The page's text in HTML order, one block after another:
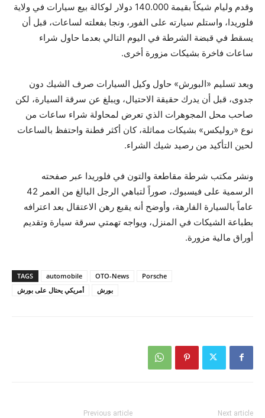
وقدم وليام شيكاً بقيمة 140.000 دولار لوكالة بيع سيارات في ولاية
فلوريدا، واستلم سيارته على الفور، ونجا بفعلته لساعات، قبل أن
يسقط في قبضة الشرطة في اليوم التالي بعدما حاول شراء
ساعات فاخرة بشيكات مزورة أخرى.
وبعد تسليم «البورش» حاول وكيل السيارات صرف الشيك دون
جدوى، قبل أن يدرك حقيقة الاحتيال، ويبلغ عن سرقة السيارة، لكن
صاحب محل المجوهرات الذي تعرض لمحاولة شراء ساعات من
نوع «روليكس» بشيكات مماثلة، كان أكثر فطنة واحتفظ بالساعات
لحين التأكيد من رصيد شيك الشراء.
ونشر مكتب شرطة مقاطعة والتون في فلوريدا عبر صفحته
الرسمية على فيسبوك، صوراً لتباهي الرجل البالغ من العمر 42
عاماً بالسيارة الفارهة، وأوضح أنه يقبع رهن الاعتقال بعد اعترافه
بطباعة الشيكات في المنزل، ويواجه تهمتي سرقة سيارة وتقديم
أوراق مالية مزورة.
TAGS automobile OTO-News
Porsche
أمريكي يحتال على بورش
بورش
Previous article Next article